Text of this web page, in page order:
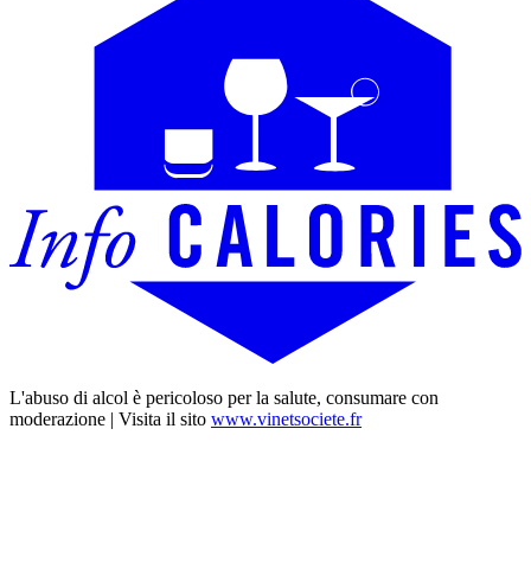
L'abuso di alcol è pericoloso per la salute, consumare con
moderazione | Visita il sito www.vinetsociete.fr